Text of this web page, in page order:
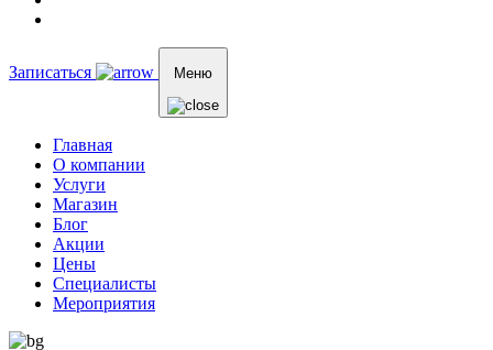
Записаться Меню
Главная
О компании
Услуги
Магазин
Блог
Акции
Цены
Специалисты
Мероприятия